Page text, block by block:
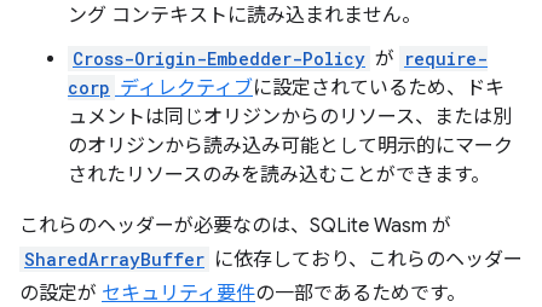
ング コンテキストに読み込まれません。
Cross-Origin-Embedder-Policy が require-
corp ディレクティブに設定されているため、ドキ
ュメントは同じオリジンからのリソース、または別
のオリジンから読み込み可能として明示的にマーク
されたリソースのみを読み込むことができます。
これらのヘッダーが必要なのは、SQLite Wasm が
SharedArrayBuffer に依存しており、これらのヘッダー
の設定が セキュリティ要件の一部であるためです。